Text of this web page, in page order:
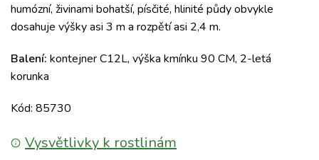
humózní, živinami bohatší, písčité, hlinité půdy obvykle
dosahuje výšky asi 3 m a rozpětí asi 2,4 m.
Balení: kontejner C12L, výška kmínku 90 CM, 2-letá
korunka
Kód: 85730
Vysvětlivky k rostlinám